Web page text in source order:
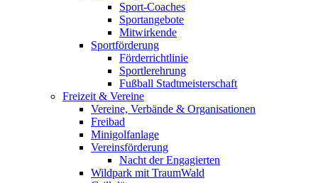
Sport-Coaches
Sportangebote
Mitwirkende
Sportförderung
Förderrichtlinie
Sportlerehrung
Fußball Stadtmeisterschaft
Freizeit & Vereine
Vereine, Verbände & Organisationen
Freibad
Minigolfanlage
Vereinsförderung
Nacht der Engagierten
Wildpark mit TraumWald